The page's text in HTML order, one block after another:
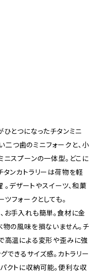
ひとつになったチタンミニ
二つ歯のミニフォークと、小
ニスプーンの一体型。どこに
タンカトラリーは荷物を軽
。デザートやスイーツ、和菓
ツフォークとしても。
お手入れも簡単。食材に金
物の風味を損ないません。チ
高温による変形や歪みに強
できるサイズ感。カトラリー
クトに収納可能。便利な収